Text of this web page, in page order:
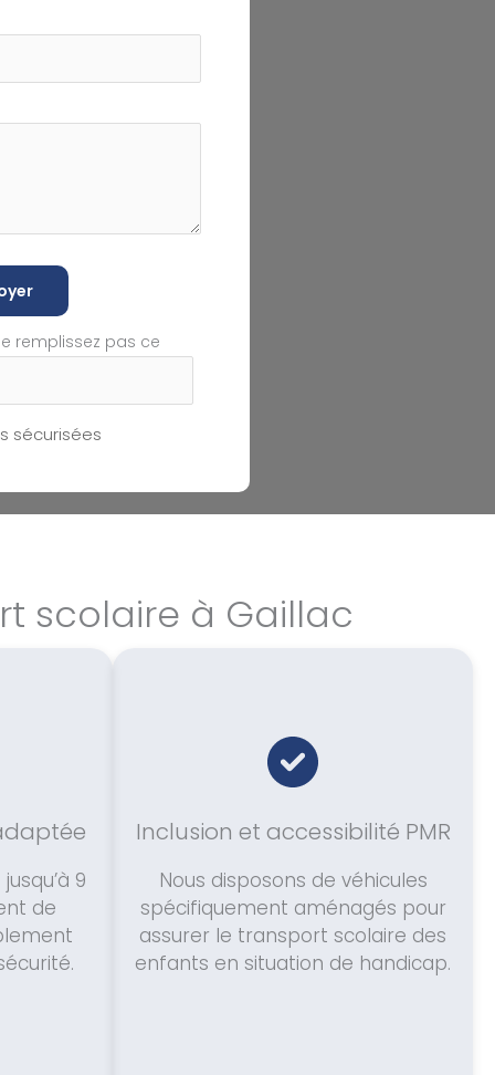
remplissez pas ce
sécurisées
scolaire à Gaillac
9
de
Inclusion et accessibilité PMR
Nous disposons de véhicules
spécifiquement aménagés pour
assurer le transport scolaire des
enfants en situation de handicap.